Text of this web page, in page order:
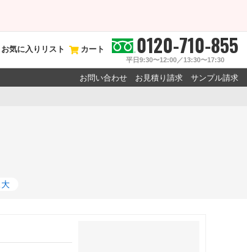
お気に入りリスト カート 0120-710-855
平日9:30〜12:00／13:30〜17:30
お問い合わせ お見積り請求 サンプル請求